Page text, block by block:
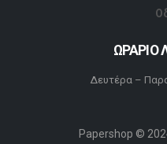
ΩΡΑΡΙΟ
Δευτέρα –
Papershop ©